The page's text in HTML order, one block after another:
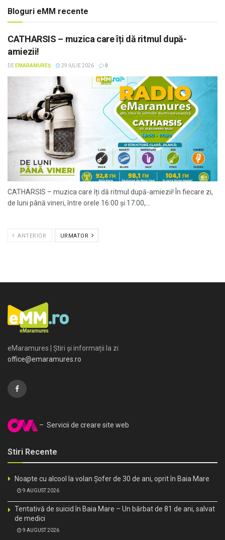
Bloguri eMM recente
CATHARSIS – muzica care îți dă ritmul după-
amiezii!
DE EMARAMUREȘ 29 IULIE 2026 0
CATHARSIS – muzica care îți dă ritmul după-amiezii! În fiecare zi,
de luni până vineri, între orele 16:00 și 17:00,...
ANTERIOR URMATOR
eMaramures | Știri și informații la zi
office@emaramures.ro
– Servicii de creare site web
Stiri Recente
Noapte cu alcool la volan Șofer de 30 de ani, oprit în Baia Mare
9 AUGUST 2026
Tentativă de suicid în Baia Mare – Un bărbat de 81 de ani, salvat
de medici
9 AUGUST 2026